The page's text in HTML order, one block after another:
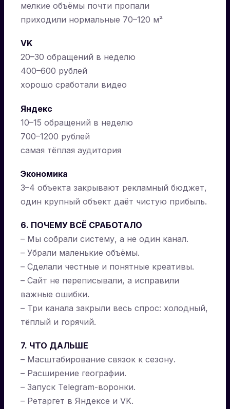
мелкие объёмы почти пропали
приходили нормальные 70–120 м²
VK
20–30 обращений в неделю
400–600 рублей
хорошо сработали видео
Яндекс
10–15 обращений в неделю
700–1200 рублей
самая тёплая аудитория
Экономика
3–4 объекта закрывают рекламный бюджет,
один крупный объект даёт чистую прибыль.
6. ПОЧЕМУ ВСЁ СРАБОТАЛО
– Мы собрали систему, а не один канал.
– Убрали маленькие объёмы.
– Сделали честные и понятные креативы.
– Сайт не переписывали, а исправили
важные ошибки.
– Три канала закрыли весь спрос: холодный,
тёплый и горячий.
7. ЧТО ДАЛЬШЕ
– Масштабирование связок к сезону.
– Расширение географии.
– Запуск Telegram-воронки.
– Ретаргет в Яндексе и VK.